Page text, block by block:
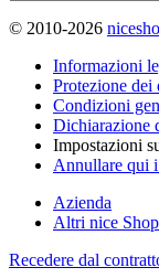
© 2010-2026
Informazioni
Protezione dei
Condizioni
Dichiarazione
Impostazioni
Annullare qui
Azienda
Altri nice
Recedere dal